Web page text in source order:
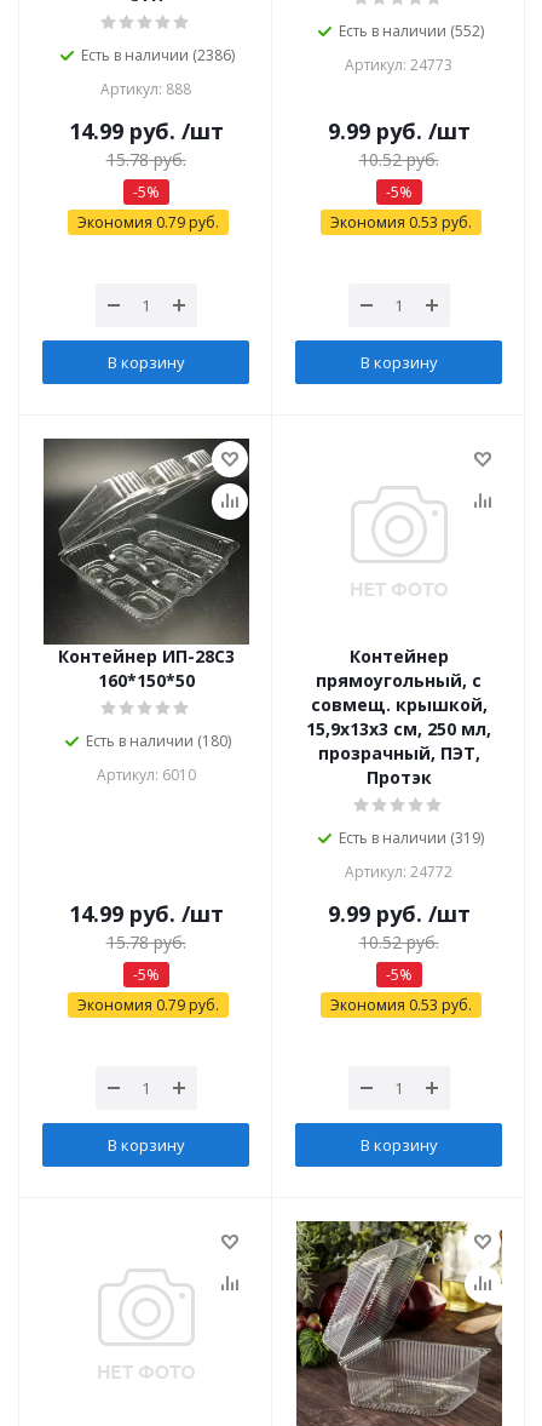
Есть в наличии (2386)
Артикул: 888
14.99руб. /шт
15.78руб.
-5%
Экономия 0.79руб.
В корзину
Есть в наличии (552)
Артикул: 24773
9.99руб. /шт
10.52руб.
-5%
Экономия 0.53 руб.
В корзину
Контейнер ИП-28С3
160*150*50
Есть в наличии (180)
Артикул: 6010
14.99руб. /шт
15.78руб.
-5%
Экономия 0.79руб.
В корзину
Контейнер
прямоугольный, с
совмещ. крышкой,
15,9х13х3 см, 250 мл,
прозрачный, ПЭТ,
Протэк
Есть в наличии (319)
Артикул: 24772
9.99руб. /шт
10.52руб.
-5%
Экономия 0.53 руб.
В корзину